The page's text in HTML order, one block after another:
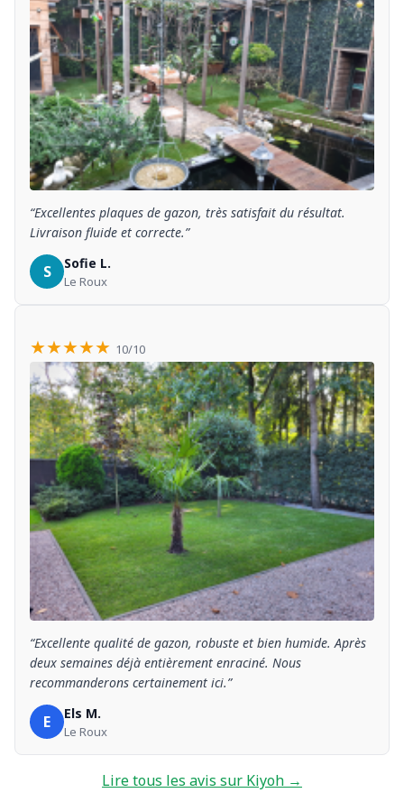
“Excellentes plaques de gazon, très satisfait du résultat.
Livraison fluide et correcte.”
S Sofie L.
Le Roux
★★★★★ 10/10
“Excellente qualité de gazon, robuste et bien humide. Après
deux semaines déjà entièrement enraciné. Nous
recommanderons certainement ici.”
E Els M.
Le Roux
Lire tous les avis sur Kiyoh →